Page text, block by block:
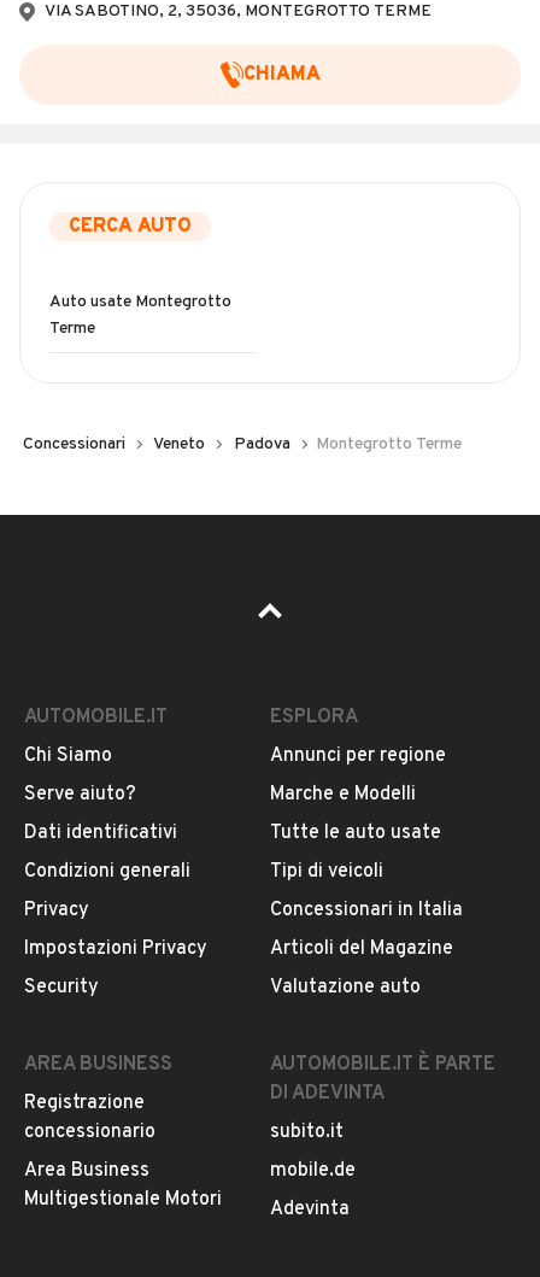
VIA SABOTINO, 2, 35036, MONTEGROTTO TERME
CHIAMA
CERCA AUTO
Auto usate Montegrotto
Terme
Concessionari Veneto Padova Montegrotto Terme
AUTOMOBILE.IT
Chi Siamo
Serve aiuto?
Dati identificativi
Condizioni generali
Privacy
Impostazioni Privacy
Security
ESPLORA
Annunci per regione
Marche e Modelli
Tutte le auto usate
Tipi di veicoli
Concessionari in Italia
Articoli del Magazine
Valutazione auto
AREA BUSINESS
Registrazione
concessionario
Area Business
Multigestionale Motori
AUTOMOBILE.IT È PARTE
DI ADEVINTA
subito.it
mobile.de
Adevinta